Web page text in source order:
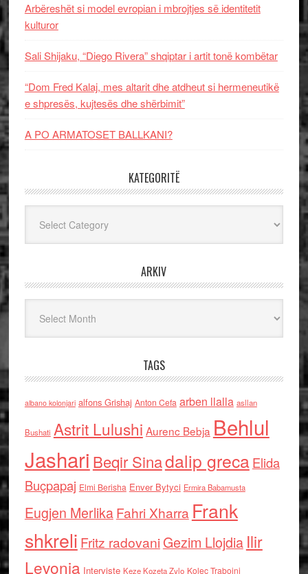
Arbëreshët si model evropian i mbrojtjes së identitetit
kulturor
Sali Shijaku, “Diego Rivera” shqiptar i artit tonë kombëtar
“Dom Fred Kalaj, mes altarit dhe atdheut si hermeneutikë
e shpresës, kujtesës dhe shërbimit”
A PO ARMATOSET BALLKANI?
KATEGORITË
ARKIV
TAGS
albano kolonjari alfons Grishaj Anton Cefa arben llalla asllan
Bushati Astrit Lulushi Aurenc Bebja Behlul
Jashari Beqir Sinadalip grecaElida
Buçpapaj Elmi Berisha Enver Bytyci Ermira Babamusta
Eugjen MerlikaFahri Xharra Frank
shkreli Fritz radovaniGezim Llojdia Ilir
Levonja Interviste Keze Kozeta Zylo Kolec Traboini